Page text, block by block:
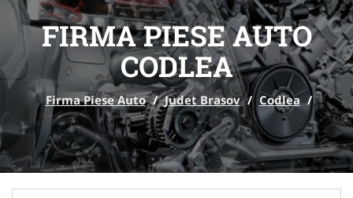
FIRMA PIESE AUTO
CODLEA
Firma Piese Auto / Judet Brasov / Codlea /